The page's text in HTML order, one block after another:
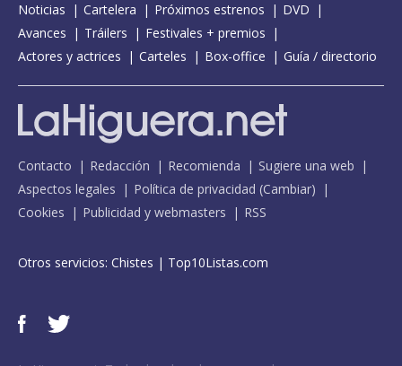
Noticias Cartelera Próximos estrenos
DVD
Avances
Tráilers
Festivales + premios
Actores y actrices
Carteles Box-office Guía / directorio
Contacto Redacción Recomienda
Sugiere una web
Aspectos legales
Política de privacidad (Cambiar)
Cookies
Publicidad y webmasters RSS
Otros servicios: Chistes | Top10Listas.com